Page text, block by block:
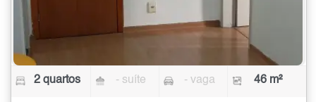
2 quartos - suíte - vaga 46 m²